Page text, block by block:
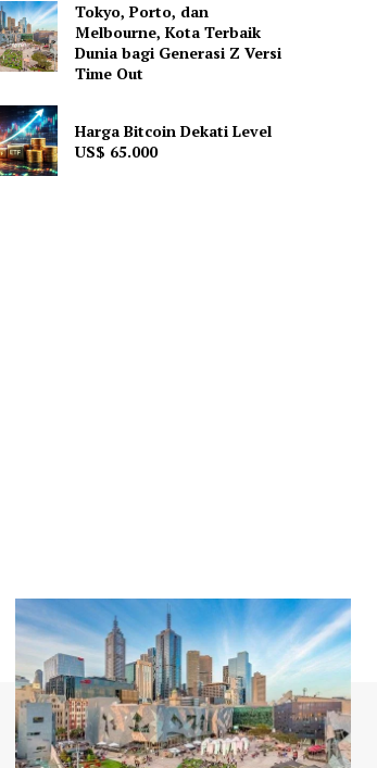
Tokyo, Porto, dan
Melbourne, Kota Terbaik
Dunia bagi Generasi Z Versi
Time Out
Harga Bitcoin Dekati Level
US$ 65.000